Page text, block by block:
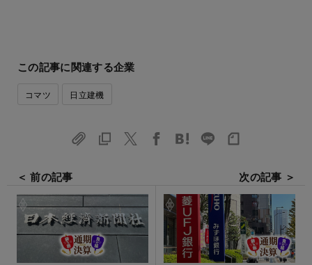
この記事に関連する企業
コマツ 日立建機
＜ 前の記事 次の記事 ＞